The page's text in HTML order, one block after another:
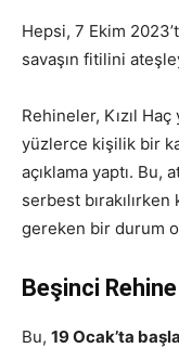
Hepsi, 7 Ekim
savaşın fitilini
Rehineler, Kızıl
yüzlerce kişilik bir
açıklama yaptı.
serbest bırakılırken
gereken bir durum
Beşinci
Bu, 19 Ocak’ta